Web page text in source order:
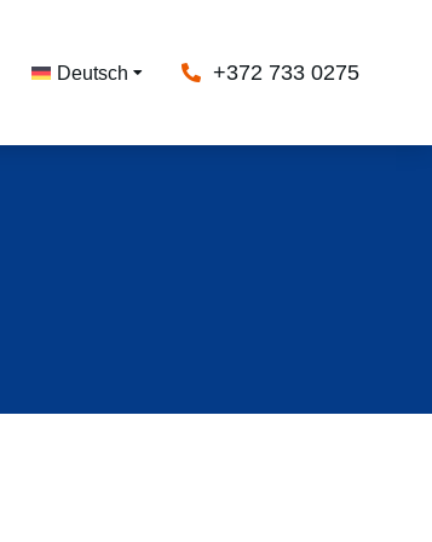
Deutsch +372 733 0275